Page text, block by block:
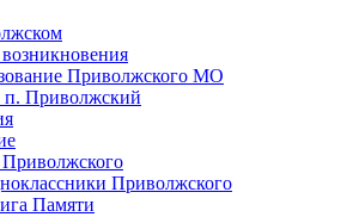
Приволжского МО
Приволжский
Приволжского
Памяти